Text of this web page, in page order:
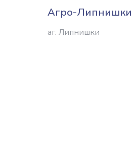
Агро-Липнишки
аг. Липнишки